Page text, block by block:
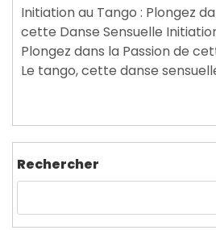
Initiation au Tango : Plongez
cette Danse Sensuelle
Plongez dans la Passion de
Le tango, cette danse
Rechercher